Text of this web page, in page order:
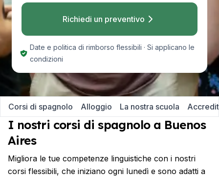
Richiedi un preventivo
Date e politica di rimborso flessibili · Si applicano le
condizioni
Corsi di spagnolo Alloggio La nostra scuola
I nostri corsi di spagnolo a Buenos
Aires
Migliora le tue competenze linguistiche con i nostri
corsi flessibili, che iniziano ogni lunedì e sono adatti a